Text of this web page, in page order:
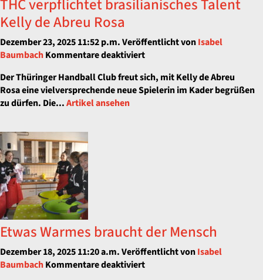
THC verpflichtet brasilianisches Talent
Kelly de Abreu Rosa
Dezember 23, 2025 11:52 p.m.Veröffentlicht vonIsabel
BaumbachKommentare deaktiviertfür
verpflichtet
brasilianisches
Der Thüringer Handball Club freut sich, mit Kelly de Abreu
Rosa eine vielversprechende neue Spielerin im Kader begrüßen
zu dürfen. Die...Artikel ansehen
Etwas Warmes braucht der Mensch
Dezember 18, 2025 11:20 a.m.Veröffentlicht vonIsabel
BaumbachKommentare deaktiviertfür